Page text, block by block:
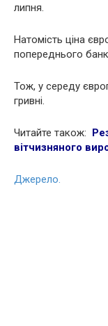
липня.
Натомість ціна
попереднього
Тож, у середу
гривні.
Читайте також:
вітчизняного
Джерело.